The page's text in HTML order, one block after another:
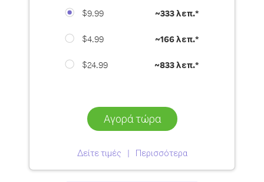
$9.99 ~333 λεπ.*
$4.99 ~166 λεπ.*
$24.99 ~833 λεπ.*
Αγορά τώρα
Δείτε τιμές Περισσότερα